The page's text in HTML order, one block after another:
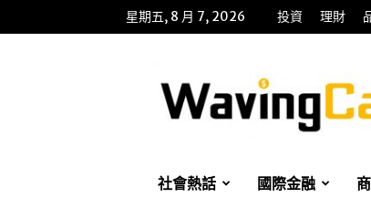
星期五, 8 月 7, 2026 投資 理財
招
財
貓
社會熱話 國際金融